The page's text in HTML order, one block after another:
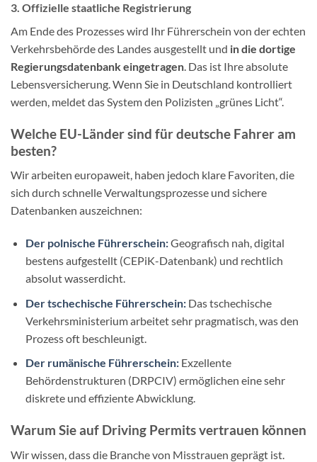
3. Offizielle staatliche Registrierung
Am Ende des Prozesses wird Ihr Führerschein von der echten
Verkehrsbehörde des Landes ausgestellt und in die dortige
Regierungsdatenbank eingetragen. Das ist Ihre absolute
Lebensversicherung. Wenn Sie in Deutschland kontrolliert
werden, meldet das System den Polizisten „grünes Licht“.
Welche EU-Länder sind für deutsche Fahrer am
besten?
Wir arbeiten europaweit, haben jedoch klare Favoriten, die
sich durch schnelle Verwaltungsprozesse und sichere
Datenbanken auszeichnen:
Der polnische Führerschein:Geografisch nah, digital
bestens aufgestellt (CEPiK-Datenbank) und rechtlich
absolut wasserdicht.
Der tschechische Führerschein:Das tschechische
Verkehrsministerium arbeitet sehr pragmatisch, was den
Prozess oft beschleunigt.
Der rumänische Führerschein:Exzellente
Behördenstrukturen (DRPCIV) ermöglichen eine sehr
diskrete und effiziente Abwicklung.
Warum Sie auf Driving Permits vertrauen können
Wir wissen, dass die Branche von Misstrauen geprägt ist.